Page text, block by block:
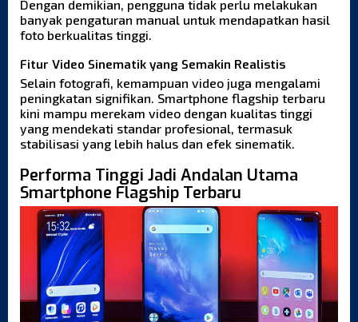
Dengan demikian, pengguna tidak perlu melakukan
banyak pengaturan manual untuk mendapatkan hasil
foto berkualitas tinggi.
Fitur Video Sinematik yang Semakin Realistis
Selain fotografi, kemampuan video juga mengalami
peningkatan signifikan. Smartphone flagship terbaru
kini mampu merekam video dengan kualitas tinggi
yang mendekati standar profesional, termasuk
stabilisasi yang lebih halus dan efek sinematik.
Performa Tinggi Jadi Andalan Utama
Smartphone Flagship Terbaru